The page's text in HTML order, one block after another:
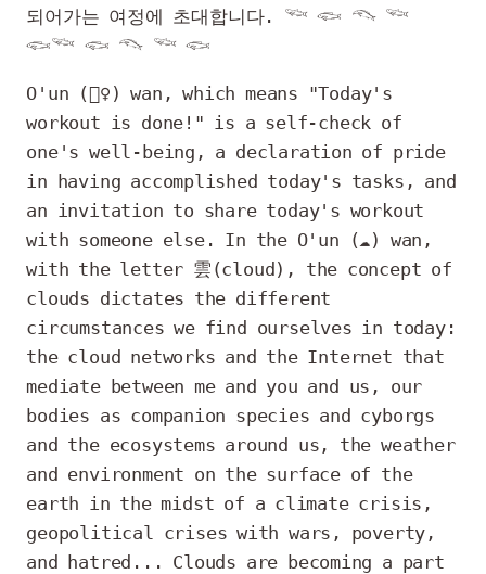
되어가는 여정에 초대합니다. 𓆝 𓆟 𓆞 𓆝
𓆟𓆝 𓆟 𓆞 𓆝 𓆟
O'un (🏃‍♀️) wan, which means "Today's
workout is done!" is a self-check of
one's well-being, a declaration of pride
in having accomplished today's tasks, and
an invitation to share today's workout
with someone else. In the O'un (☁️) wan,
with the letter 雲(cloud), the concept of
clouds dictates the different
circumstances we find ourselves in today:
the cloud networks and the Internet that
mediate between me and you and us, our
bodies as companion species and cyborgs
and the ecosystems around us, the weather
and environment on the surface of the
earth in the midst of a climate crisis,
geopolitical crises with wars, poverty,
and hatred... Clouds are becoming a part